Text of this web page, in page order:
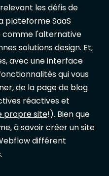
les défis de
plateforme SaaS
comme l'alternative
solutions design. Et,
avec une interface
qui vous
de la page de blog
réactives et
propre site!). Bien que
à savoir créer un site
différent